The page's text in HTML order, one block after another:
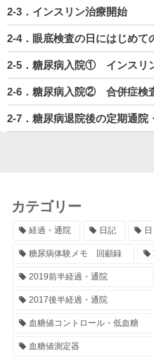
2-3．インスリン治療開始
2-4．眼底検査の日にはじめて
2-5．糖尿病入院① インスリ
2-6．糖尿病入院② 合併症検
2-7．糖尿病退院後の定期通院
カテゴリー
経過・通院 日記
糖尿病体験メモ 回顧録
2019前半経過・通院
2017後半経過・通院
血糖値コントロール・低血糖
血糖値測定器